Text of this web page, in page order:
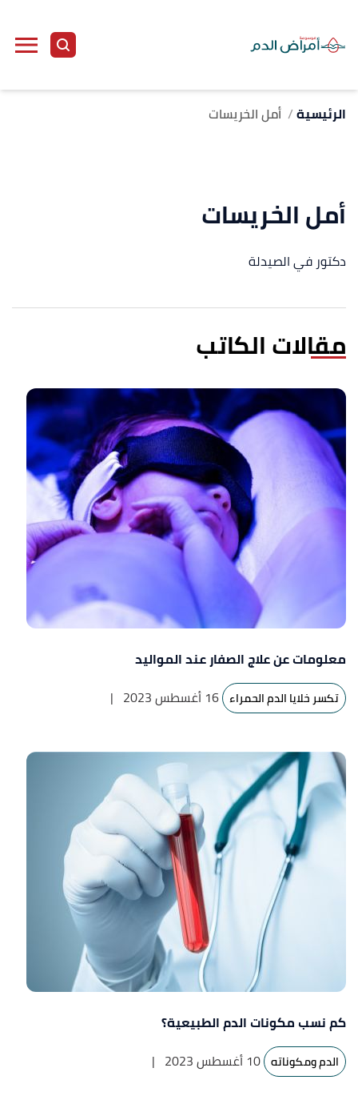
الرئيسية أمل الخريسات
أمل الخريسات
دكتور في الصيدلة
مقالات الكاتب
معلومات عن علاج الصفار عند المواليد
تكسر خلايا الدم الحمراء 16 أغسطس 2023 |
كم نسب مكونات الدم الطبيعية؟
الدم ومكوناته 10 أغسطس 2023 |